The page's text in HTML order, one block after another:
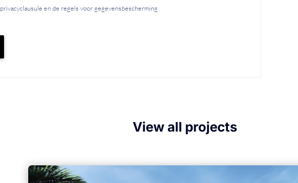
privacyclausule en de regels voor gegevensbescherming
View all projects